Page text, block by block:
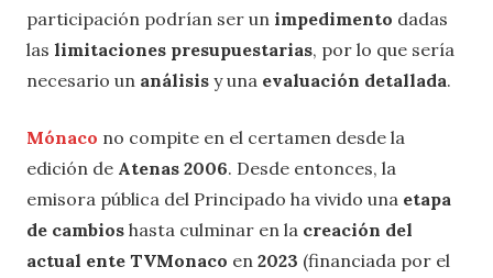
participación podrían ser un impedimento dadas
las limitaciones presupuestarias, por lo que sería
necesario un análisis y una evaluación detallada.
Mónaco no compite en el certamen desde la
edición de Atenas 2006. Desde entonces, la
emisora pública del Principado ha vivido una etapa
de cambios hasta culminar en la creación del
actual ente TVMonaco en 2023 (financiada por el